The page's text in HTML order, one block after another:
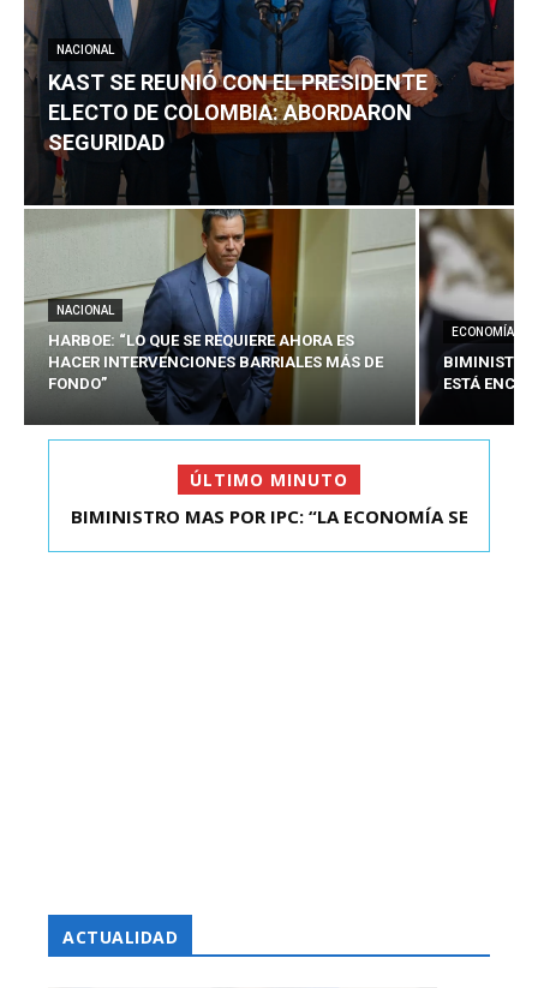
NACIONAL
KAST SE REUNIÓ CON EL PRESIDENTE
ELECTO DE COLOMBIA: ABORDARON
SEGURIDAD
NACIONAL
HARBOE: “LO QUE SE REQUIERE AHORA ES
HACER INTERVENCIONES BARRIALES MÁS DE
FONDO”
ECONOMÍA
BIMINISTRO
ESTÁ
ÚLTIMO MINUTO
KAST SE REUNIÓ CON EL PRESIDENTE ELECTO DE
BIMINISTRO MAS POR IPC: “LA ECONOMÍA SE
ACTUALIDAD